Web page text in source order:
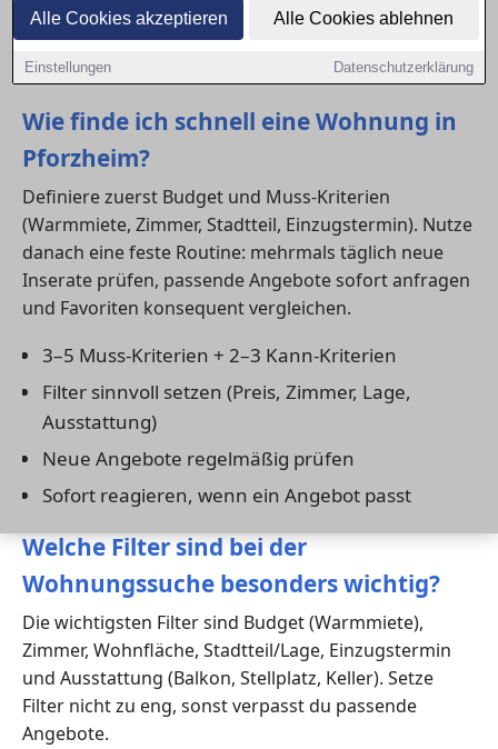
Alle Cookies akzeptieren Alle Cookies ablehnen
Einstellungen Datenschutzerklärung
Kontakt und Besichtigung. Die folgenden Fragen sind
suchnah formuliert und liefern kurze, umsetzbare
Antworten.
Wie finde ich schnell eine Wohnung in
Pforzheim?
Definiere zuerst Budget und Muss-Kriterien
(Warmmiete, Zimmer, Stadtteil, Einzugstermin). Nutze
danach eine feste Routine: mehrmals täglich neue
Inserate prüfen, passende Angebote sofort anfragen
und Favoriten konsequent vergleichen.
3–5 Muss-Kriterien + 2–3 Kann-Kriterien
Filter sinnvoll setzen (Preis, Zimmer, Lage,
Ausstattung)
Neue Angebote regelmäßig prüfen
Sofort reagieren, wenn ein Angebot passt
Welche Filter sind bei der
Wohnungssuche besonders wichtig?
Die wichtigsten Filter sind Budget (Warmmiete),
Zimmer, Wohnfläche, Stadtteil/Lage, Einzugstermin
und Ausstattung (Balkon, Stellplatz, Keller). Setze
Filter nicht zu eng, sonst verpasst du passende
Angebote.